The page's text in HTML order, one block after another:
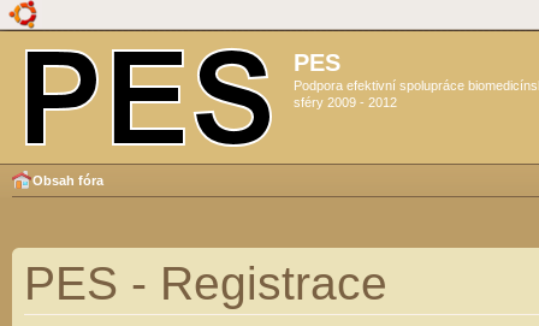
PES
Podpora efektivní spolupráce
sféry 2009 - 2012
Obsah fóra
PES - Registrace